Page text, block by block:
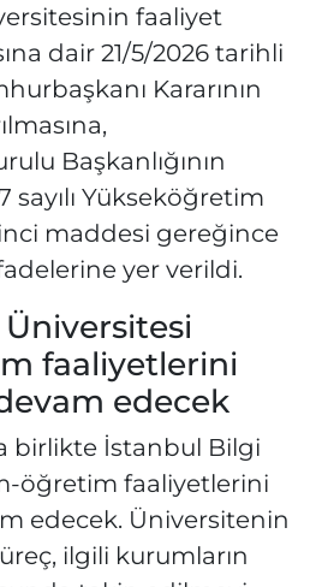
faaliyet
dair 21/5/2026 tarihli
Kararının
Başkanlığının
sayılı Yükseköğretim
maddesi gereğince
yer verildi.
faaliyetlerini
edecek
birlikte İstanbul Bilgi
öğretim faaliyetlerini
edecek. Üniversitenin
ilgili kurumların